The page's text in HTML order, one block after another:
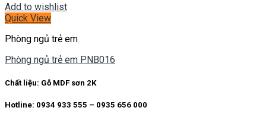
Add to wishlist
Quick View
Phòng ngủ trẻ em
Phòng ngủ trẻ em PNB016
Chất liệu: Gỗ MDF sơn 2K
Hotline: 0934 933 555 – 0935 656 000